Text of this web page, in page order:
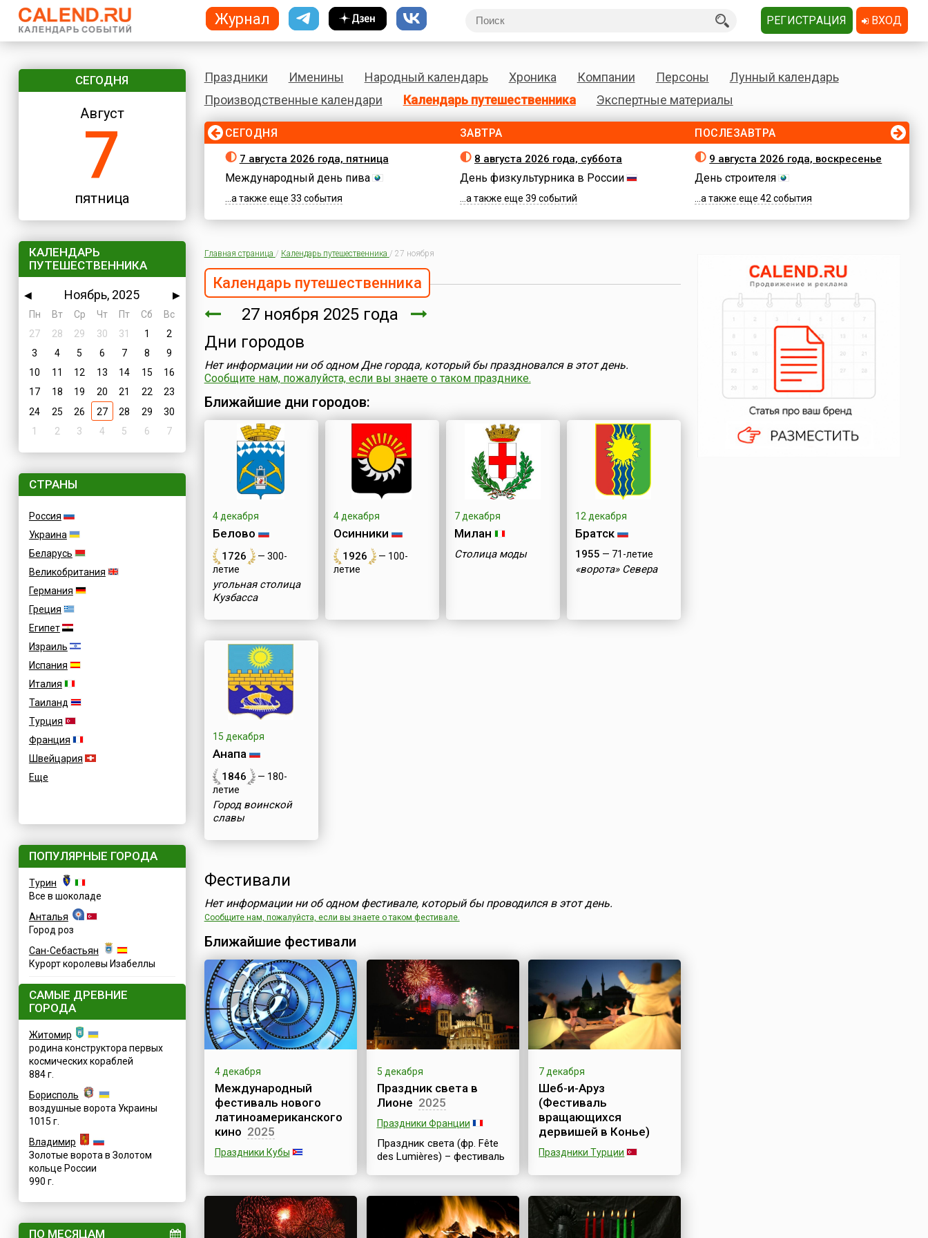
СЕГОДНЯ
Август
7
пятница
КАЛЕНДАРЬ
ПУТЕШЕСТВЕННИКА
◀ Ноябрь, 2025
▶
Пн
Вт Ср Чт Пт Сб
Вс
27
28 29 30 31 1
2
3
4 5 6 7 8
9
10
11 12 13 14 15
16
17
18 19 20 21 22
23
24
25 26 27 28 29
30
1
2 3 4 5 6 7
СТРАНЫ
Россия
Украина
Беларусь
Великобритания
Германия
Греция
Египет
Израиль
Испания
Италия
Таиланд
Турция
Франция
Швейцария
Еще
ПОПУЛЯРНЫЕ ГОРОДА
Турин
Все в шоколаде
Анталья
Город роз
Сан-Себастьян
Курорт королевы Изабеллы
САМЫЕ ДРЕВНИЕ
ГОРОДА
Житомир
родина конструктора первых
космических кораблей
884 г.
Борисполь
воздушные ворота Украины
1015 г.
Владимир
Золотые ворота в Золотом
кольце России
990 г.
ПО МЕСЯЦАМ
Праздники Именины Народный календарь Хроника Компании Персоны
Лунный календарь
Производственные календари
Календарь путешественника Экспертные материалы
СЕГОДНЯ
7 августа 2026 года, пятница
Международный день пива
...а также еще 33 события
ЗАВТРА
8 августа 2026 года, суббота
День физкультурника в России
...а также еще 39 событий
ПОСЛЕЗАВТРА
9 августа 2026 года, воскресенье
День строителя
...а также еще 42 события
Главная страница / Календарь путешественника / 27 ноября
Календарь путешественника
27 ноября 2025 года
Дни городов
Нет информации ни об одном Дне города, который бы праздновался в этот день.
Сообщите нам, пожалуйста, если вы знаете о таком празднике.
Ближайшие дни городов:
4 декабря
Белово
1726
— 300-
летие
угольная столица
Кузбасса
4 декабря
Осинники
1926
— 100-
летие
7 декабря
Милан
Столица моды
12 декабря
Братск
1955 — 71-летие
«ворота» Севера
15 декабря
Анапа
1846
— 180-
летие
Город воинской
славы
Фестивали
Нет информации ни об одном фестивале, который бы проводился в этот день.
Сообщите нам, пожалуйста, если вы знаете о таком фестивале.
Ближайшие фестивали
4 декабря
Международный
фестиваль нового
латиноамериканского
кино 2025
Праздники Кубы
В первую неделю декабря
Международный
фестиваль нового
латиноамериканского кино
5 декабря
Праздник света в
Лионе 2025
Праздники Франции
Праздник света (фр. Fête
des Lumières) – фестиваль
Лионе ежегодно с давних
времен. Во время этого
фестиваля жители города
ставят на окна свечи, на
7 декабря
Шеб-и-Аруз
(Фестиваль
вращающихся
дервишей в Конье)
Праздники Турции
Шеб-и-Аруз (Фестиваль
— Фестиваль Мевланы в
Конье проходит ежегодно
с 7 по 17 декабря и
Журнал РЕГИСТРАЦИЯ ВХОД